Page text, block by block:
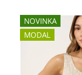
V
ý
p
NOVINKA
MODAL